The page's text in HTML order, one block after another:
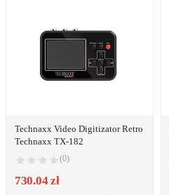
Technaxx Video Digitizator Retro
Technaxx TX-182
(0)
730.04 zł